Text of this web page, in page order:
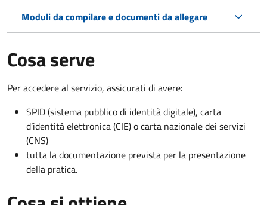
Moduli da compilare e documenti da allegare
Cosa serve
Per accedere al servizio, assicurati di avere:
SPID (sistema pubblico di identità digitale), carta
d’identità elettronica (CIE) o carta nazionale dei servizi
(CNS)
tutta la documentazione prevista per la presentazione
della pratica.